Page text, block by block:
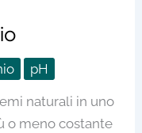
pH
naturali in uno
o meno costante